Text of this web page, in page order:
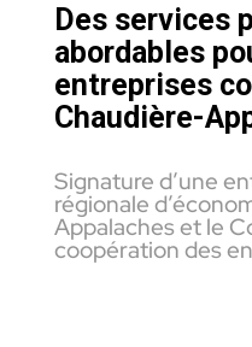
Des services
abordables
entreprises
Chaudière-
Signature d’une
régionale
Appalaches et le
coopération des